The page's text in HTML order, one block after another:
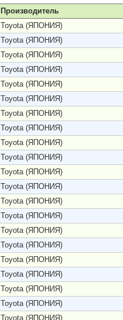
Производитель
Toyota (ЯПОНИЯ)
Toyota (ЯПОНИЯ)
Toyota (ЯПОНИЯ)
Toyota (ЯПОНИЯ)
Toyota (ЯПОНИЯ)
Toyota (ЯПОНИЯ)
Toyota (ЯПОНИЯ)
Toyota (ЯПОНИЯ)
Toyota (ЯПОНИЯ)
Toyota (ЯПОНИЯ)
Toyota (ЯПОНИЯ)
Toyota (ЯПОНИЯ)
Toyota (ЯПОНИЯ)
Toyota (ЯПОНИЯ)
Toyota (ЯПОНИЯ)
Toyota (ЯПОНИЯ)
Toyota (ЯПОНИЯ)
Toyota (ЯПОНИЯ)
Toyota (ЯПОНИЯ)
Toyota (ЯПОНИЯ)
Toyota (ЯПОНИЯ)